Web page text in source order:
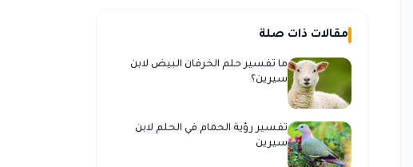
مقالات ذات صلة
ما تفسير حلم الخرفان البيض لابن
سيرين؟
تفسير رؤية الحمام في الحلم لابن
سيرين